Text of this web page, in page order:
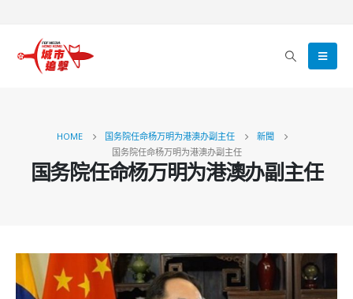
HOME 国务院任命杨万明为港澳办副主任
新聞
国务院任命杨万明为港澳办副主任
国务院任命杨万明为港澳办副主任